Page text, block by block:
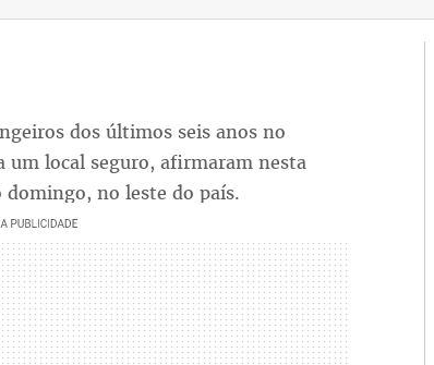
dos últimos seis anos no
um local seguro, afirmaram nesta
no leste do país.